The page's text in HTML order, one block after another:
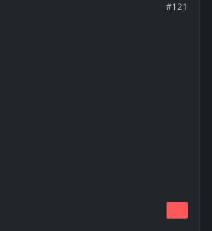
#121